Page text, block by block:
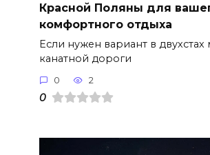
Красной Поляны для
комфортного отдыха
Если нужен вариант в двухстах
канатной дороги
0 2
0